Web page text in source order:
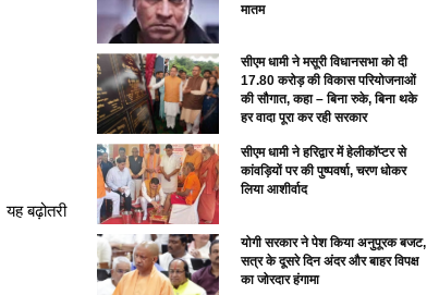
यह बढ़ोतरी
मातम
सीएम धामी ने मसूरी विधानसभा को दी
17.80 करोड़ की विकास परियोजनाओं
की सौगात, कहा – बिना रुके, बिना थके
हर वादा पूरा कर रही सरकार
सीएम धामी ने हरिद्वार में हेलीकॉप्टर से
कांवड़ियों पर की पुष्पवर्षा, चरण धोकर
लिया आशीर्वाद
योगी सरकार ने पेश किया अनुपूरक बजट,
सत्र के दूसरे दिन अंदर और बाहर विपक्ष
का जोरदार हंगामा